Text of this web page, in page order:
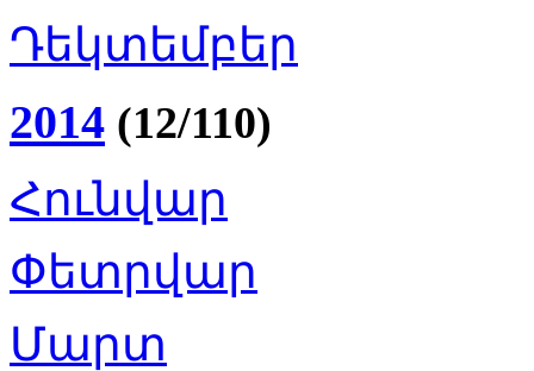
Դեկտեմբեր
2014 (12/110)
Հունվար
Փետրվար
Մարտ